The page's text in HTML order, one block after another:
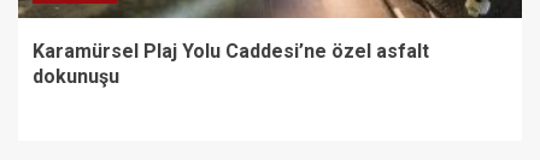
Karamürsel Plaj Yolu Caddesi’ne özel asfalt
dokunuşu